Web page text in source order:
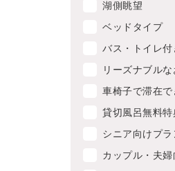
湖側眺望
ベッドタイプ
バス・トイレ付
リーズナブルな
車椅子で滞在で
貸切風呂無料特
シニア向けプラ
カップル・夫